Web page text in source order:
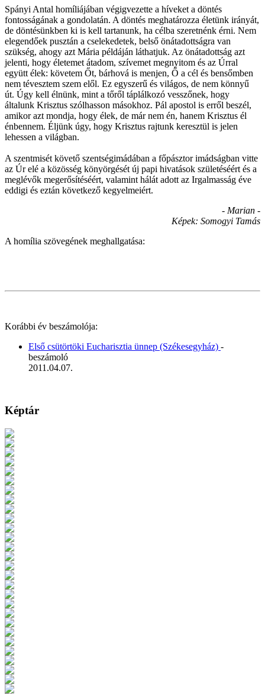
Spányi Antal homíliájában végigvezette a híveket a döntés
fontosságának a gondolatán. A döntés meghatározza életünk irányát,
de döntésünkben ki is kell tartanunk, ha célba szeretnénk érni. Nem
elegendőek pusztán a cselekedetek, belső önátadottságra van
szükség, ahogy azt Mária példáján láthatjuk. Az önátadottság azt
jelenti, hogy életemet átadom, szívemet megnyitom és az Úrral
együtt élek: követem Őt, bárhová is menjen, Ő a cél és bensőmben
nem tévesztem szem elől. Ez egyszerű és világos, de nem könnyű
út. Úgy kell élnünk, mint a tőről táplálkozó vesszőnek, hogy
általunk Krisztus szólhasson másokhoz. Pál apostol is erről beszél,
amikor azt mondja, hogy élek, de már nem én, hanem Krisztus él
énbennem. Éljünk úgy, hogy Krisztus rajtunk keresztül is jelen
lehessen a világban.
A szentmisét követő szentségimádában a főpásztor imádságban vitte
az Úr elé a közösség könyörgését új papi hivatások születéséért és a
meglévők megerősítéséért, valamint hálát adott az Irgalmasság éve
eddigi és eztán következő kegyelmeiért.
- Marian -
Képek: Somogyi Tamás
A homília szövegének meghallgatása:
Korábbi év beszámolója:
Első csütörtöki Eucharisztia ünnep (Székesegyház) -
beszámoló
2011.04.07.
Képtár